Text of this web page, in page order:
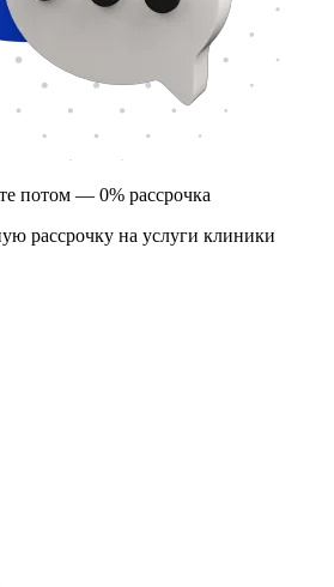
потом — 0% рассрочка
рассрочку на услуги клиники